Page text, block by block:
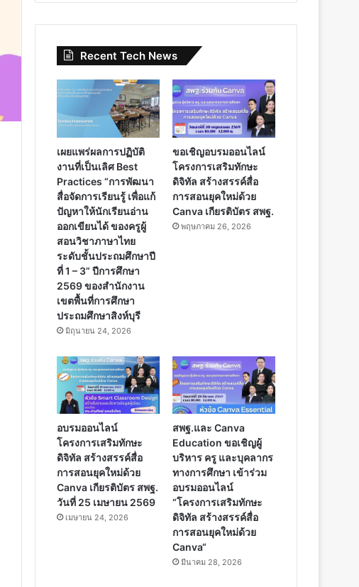
Recent Tech News
เผยแพร่ผลการปฏิบัติ
งานที่เป็นเลิศ Best
Practices “การพัฒนา
สื่อจัดการเรียนรู้ เพื่อแก้
ปัญหาให้นักเรียนอ่าน
ออกเขียนได้ ของครูผู้
สอนวิชาภาษาไทย
ระดับชั้นประถมศึกษาปี
ที่ 1 – 3” ปีการศึกษา
2569 ของสำนักงาน
เขตพื้นที่การศึกษา
ประถมศึกษาสิงห์บุรี
มิถุนายน 24, 2026
ขอเชิญอบรมออนไลน์
โครงการเสริมทักษะ
ดิจิทัล สร้างสรรค์สื่อ
การสอนยุคใหม่ด้วย
Canva เกียรติบัตร สพฐ.
พฤษภาคม 26, 2026
อบรมออนไลน์
โครงการเสริมทักษะ
ดิจิทัล สร้างสรรค์สื่อ
การสอนยุคใหม่ด้วย
Canva เกียรติบัตร สพฐ.
วันที่ 25 เมษายน 2569
เมษายน 24, 2026
สพฐ.และ Canva
Education ขอเชิญผู้
บริหาร ครู และบุคลากร
ทางการศึกษา เข้าร่วม
อบรมออนไลน์
“โครงการเสริมทักษะ
ดิจิทัล สร้างสรรค์สื่อ
การสอนยุคใหม่ด้วย
Canva“
มีนาคม 28, 2026